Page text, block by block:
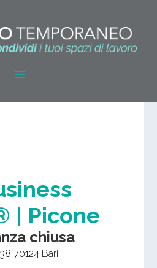
| Picone
chiusa
3870124 Bari